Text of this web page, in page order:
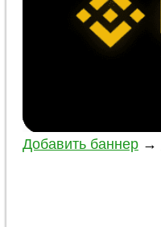
Добавить баннер →